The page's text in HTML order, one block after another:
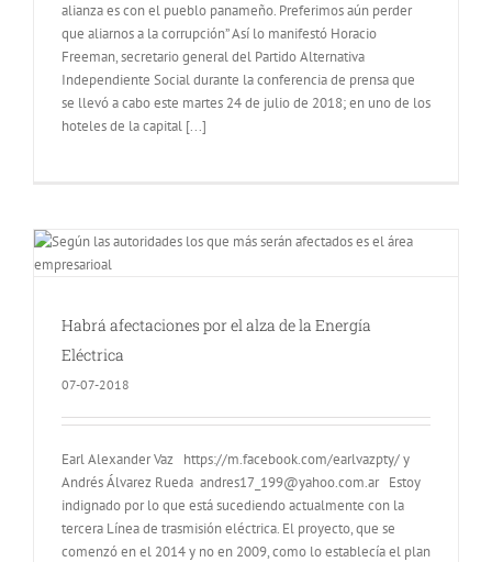
alianza es con el pueblo panameño. Preferimos aún perder
que aliarnos a la corrupción” Así lo manifestó Horacio
Freeman, secretario general del Partido Alternativa
Independiente Social durante la conferencia de prensa que
se llevó a cabo este martes 24 de julio de 2018; en uno de los
hoteles de la capital [...]
Habrá afectaciones por el alza de la Energía
Eléctrica
07-07-2018
Earl Alexander Vaz https://m.facebook.com/earlvazpty/ y
Andrés Álvarez Rueda andres17_199@yahoo.com.ar Estoy
indignado por lo que está sucediendo actualmente con la
tercera Línea de trasmisión eléctrica. El proyecto, que se
comenzó en el 2014 y no en 2009, como lo establecía el plan